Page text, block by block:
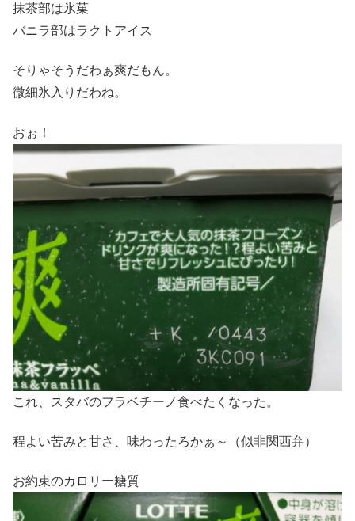
抹茶部は氷菓
バニラ部はラクトアイス
そりゃそうだわぁ爽だもん。
微細氷入りだわね。
おぉ！
これ、スタバのフラベチーノ食べたくなった。
程よい苦みと甘さ、味わったろかぁ～（似非関西弁）
お約束のカロリー糖質